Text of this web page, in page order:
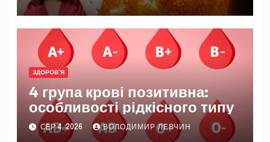
ЗДОРОВ'Я
4 група крові позитивна:
особливості рідкісного типу
СЕР 4, 2026 ВОЛОДИМИР ЛЕВЧИН